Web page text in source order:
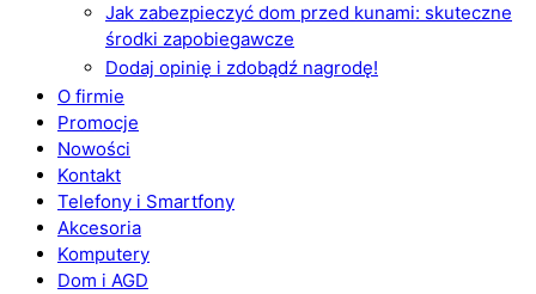
Jak zabezpieczyć dom przed kunami: skuteczne
środki zapobiegawcze
Dodaj opinię i zdobądź nagrodę!
O firmie
Promocje
Nowości
Kontakt
Telefony i Smartfony
Akcesoria
Komputery
Dom i AGD